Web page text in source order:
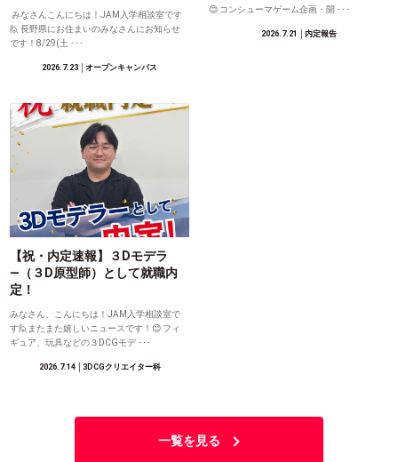
みなさんこんにちは！JAM入学相談室です
🙋 長野県にお住まいのみなさんにお知らせ
です！8/29(土 ･･･
2026.7.23 │オープンキャンパス
😊 コンシューマゲーム企画・開 ･･･
2026.7.21 │内定報告
【祝・内定速報】３Dモデラ
―（３D原型師）として就職内
定！
みなさん、こんにちは！JAM入学相談室で
す🙋またまた嬉しいニュースです！😊 フィ
ギュア、玩具などの３DCGモデ ･･･
2026.7.14│3DCGクリエイター科
一覧を見る